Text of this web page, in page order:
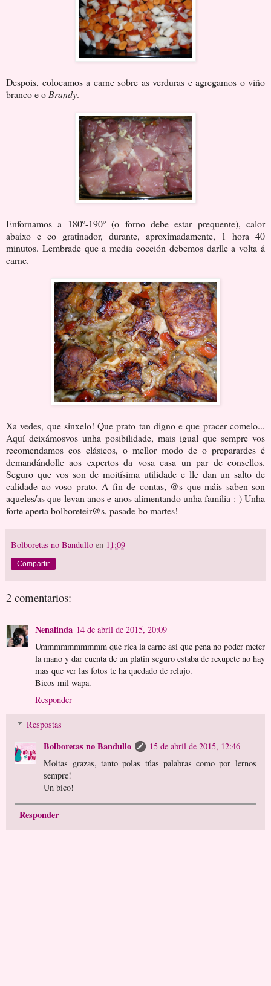
Despois, colocamos a carne sobre as verduras e agregamos o viño
branco e o Brandy.
Enfornamos a 180º-190º (o forno debe estar prequente), calor
abaixo e co gratinador, durante, aproximadamente, 1 hora 40
minutos. Lembrade que a media cocción debemos darlle a volta á
carne.
Xa vedes, que sinxelo! Que prato tan digno e que pracer comelo...
Aquí deixámosvos unha posibilidade, mais igual que sempre vos
recomendamos cos clásicos, o mellor modo de o preparardes é
demandándolle aos expertos da vosa casa un par de consellos.
Seguro que vos son de moitísima utilidade e lle dan un salto de
calidade ao voso prato. A fin de contas, @s que máis saben son
aqueles/as que levan anos e anos alimentando unha familia :-) Unha
forte aperta bolboreteir@s, pasade bo martes!
Bolboretas no Bandullo en 11:09
Compartir
2 comentarios:
Nenalinda 14 de abril de 2015, 20:09
Ummmmmmmmmm que rica la carne asi que pena no poder meter
la mano y dar cuenta de un platin seguro estaba de rexupete no hay
mas que ver las fotos te ha quedado de relujo.
Bicos mil wapa.
Responder
Respostas
Bolboretas no Bandullo
15 de abril de 2015, 12:46
Moitas grazas, tanto polas túas palabras como por lernos
sempre!
Un bico!
Responder